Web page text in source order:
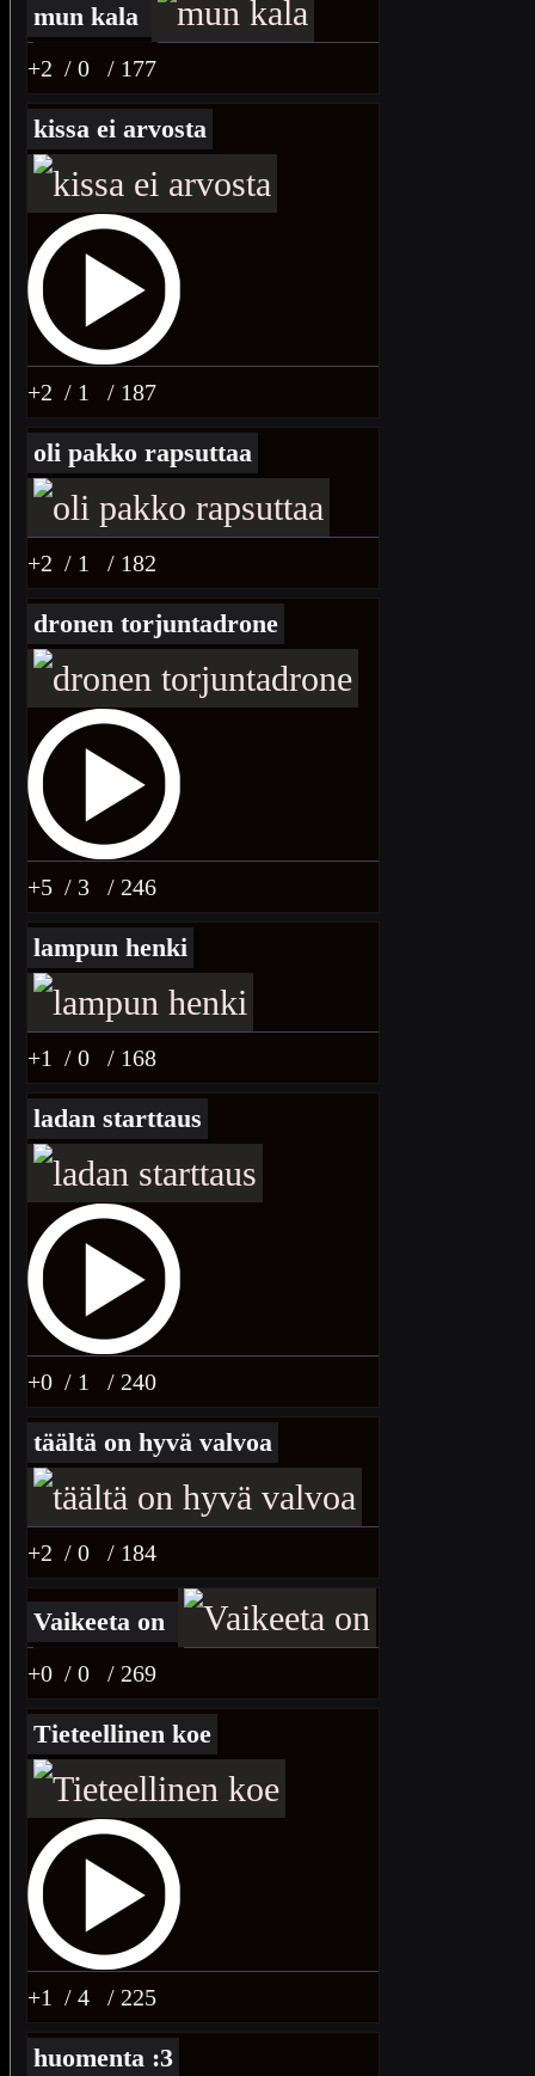
mun kala
+2 / 0 / 177
kissa ei arvosta
+2 / 1 / 187
oli pakko rapsuttaa
+2 / 1 / 182
dronen torjuntadrone
+5 / 3 / 246
lampun henki
+1 / 0 / 168
ladan starttaus
+0 / 1 / 240
täältä on hyvä valvoa
+2 / 0 / 184
Vaikeeta on
+0 / 0 / 269
Tieteellinen koe
+1 / 4 / 225
huomenta :3